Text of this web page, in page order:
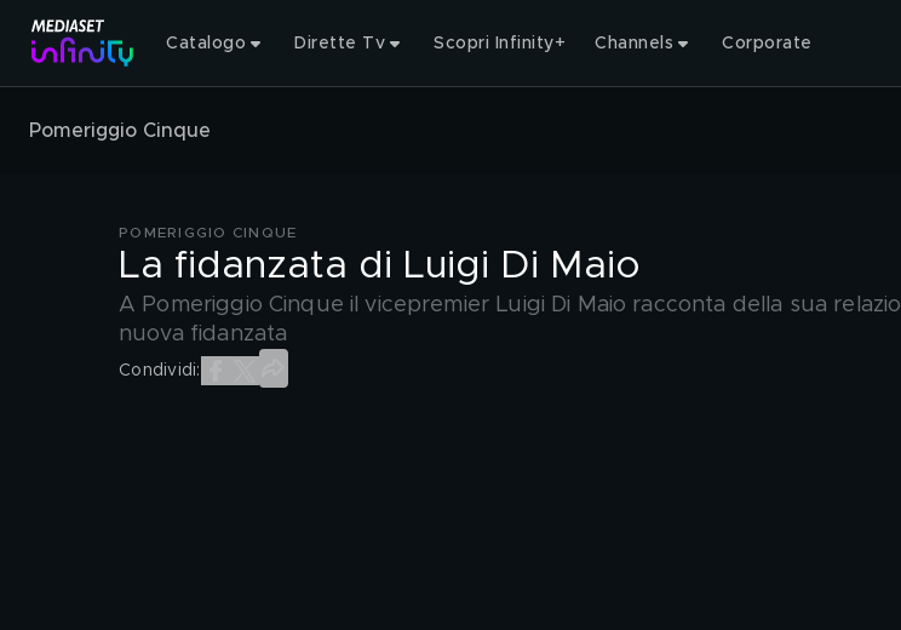
Catalogo Dirette Tv Scopri Infinity+ Channels Corporate
Pomeriggio Cinque
POMERIGGIO CINQUE
La fidanzata di Luigi Di Maio
A Pomeriggio Cinque il vicepremier Luigi Di Maio racconta della sua
nuova fidanzata
Condividi: